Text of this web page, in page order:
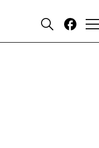
MIEJSCA